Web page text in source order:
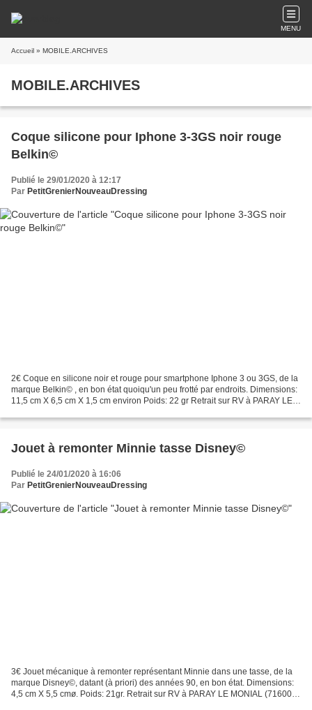
MENU
Accueil » MOBILE.ARCHIVES
MOBILE.ARCHIVES
Coque silicone pour Iphone 3-3GS noir rouge
Belkin©
Publié le 29/01/2020 à 12:17
Par PetitGrenierNouveauDressing
2€ Coque en silicone noir et rouge pour smartphone Iphone 3 ou 3GS, de la
marque Belkin© , en bon état quoiqu'un peu frotté par endroits. Dimensions:
11,5 cm X 6,5 cm X 1,5 cm environ Poids: 22 gr Retrait sur RV à PARAY LE
Jouet à remonter Minnie tasse Disney©
Publié le 24/01/2020 à 16:06
Par PetitGrenierNouveauDressing
3€ Jouet mécanique à remonter représentant Minnie dans une tasse, de la
marque Disney©, datant (à priori) des années 90, en bon état. Dimensions:
4,5 cm X 5,5 cmø. Poids: 21gr. Retrait sur RV à PARAY LE MONIAL (71600 -